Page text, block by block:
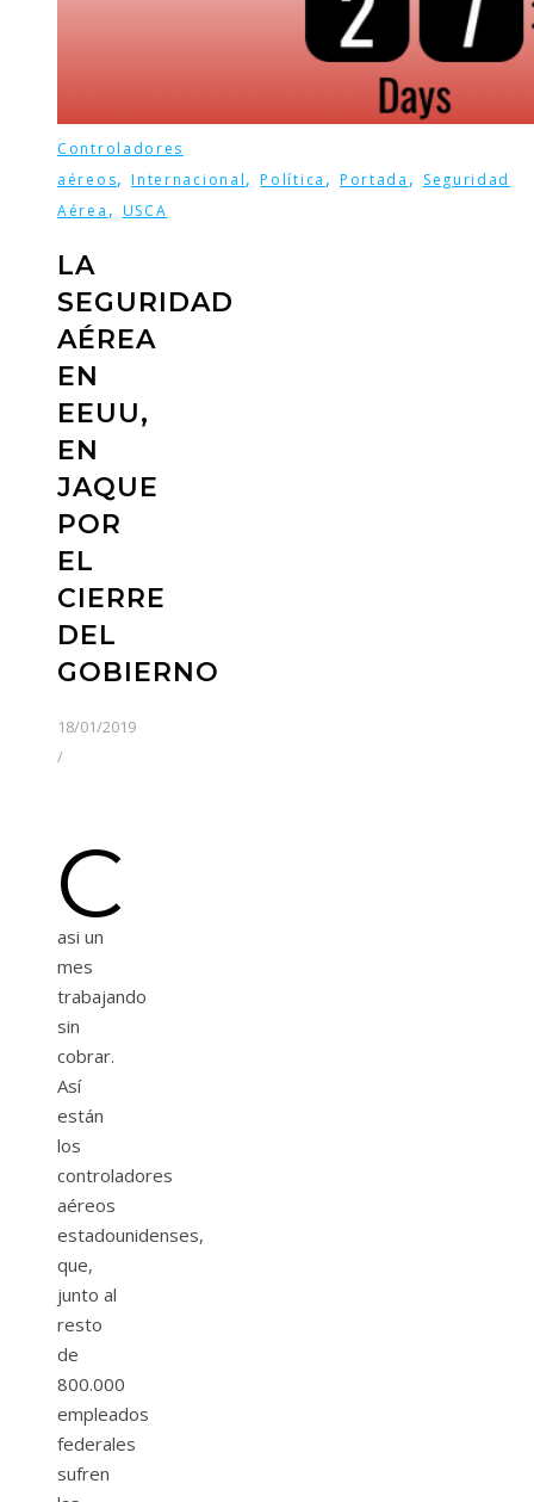
Controladores
aéreos,Internacional,Política , Portada , Seguridad
Aérea , USCA
LA
SEGURIDAD
AÉREA
EN
EEUU,
EN
JAQUE
POR
EL
CIERRE
DEL
GOBIERNO
18/01/2019
/
C
asi un
mes
trabajando
sin
cobrar.
Así
están
los
controladores
aéreos
estadounidenses,
que,
junto al
resto
de
800.000
empleados
federales
sufren